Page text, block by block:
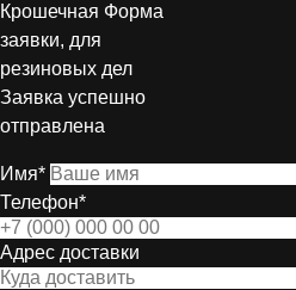
Крошечная Форма
заявки, для
резиновых дел
Заявка успешно
отправлена
Имя*
Телефон*
Адрес доставки